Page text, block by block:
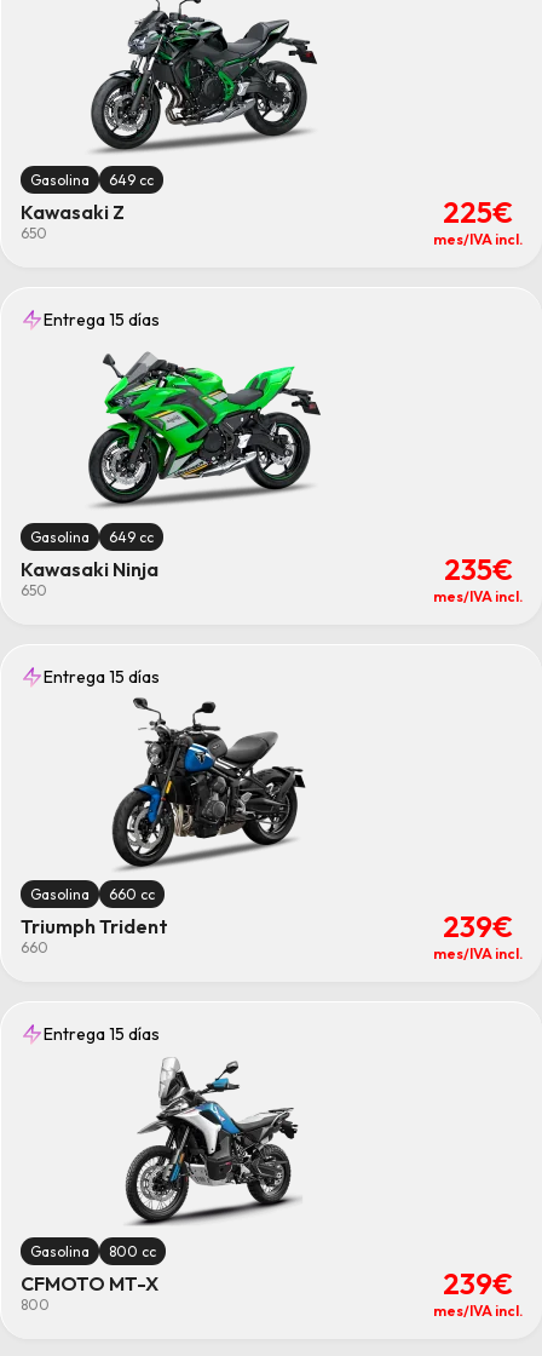
Gasolina 649 cc
Kawasaki Z
650
225€
mes/IVA incl.
Entrega 15 días
Gasolina 649 cc
Kawasaki Ninja
650
235€
mes/IVA incl.
Entrega 15 días
Gasolina 660 cc
Triumph Trident
660
239€
mes/IVA incl.
Entrega 15 días
Gasolina 800 cc
CFMOTO MT-X
800
239€
mes/IVA incl.